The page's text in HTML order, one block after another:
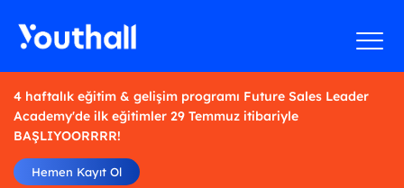
4 haftalık eğitim & gelişim programı Future Sales Leader
Academy'de ilk eğitimler 29 Temmuz itibariyle
BAŞLIYOORRRR!
Hemen Kayıt Ol